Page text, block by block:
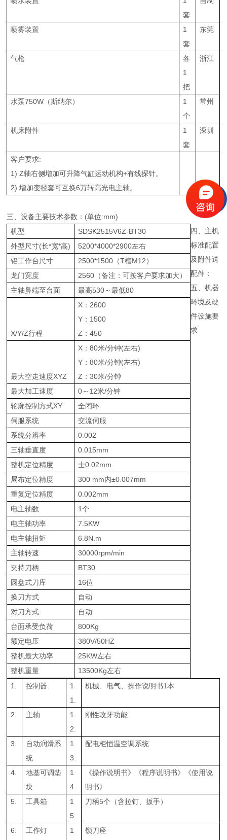
套
喷雾装置
1
套
东莞
气枪
各
1
把
浙江
水泵750W（斯纳尔）
1
个
常州
机床附件
1
套
深圳
客户要求:
1) Z轴右侧增加可升降气缸运动机构+有线探针。
2) 增加变径套可互换6万转高光电主轴。
三、设备主要技术参数：(单位:mm)
机型
SDSK2515V6Z-BT30
外型尺寸(长*宽*高)
5200*4000*2900左右
铝工作台尺寸
2500*1500（T槽M12）
龙门宽度
2560（备注：可按客户要求加大）
主轴鼻端至台面
最高530～最低80
X/Y/Z行程
X：2600
Y：1500
Z：450
最大空走速度XYZ
X：80米/分钟(左右)
Y：80米/分钟(左右)
Z：30米/分钟
最大加工速度
0～12米/分钟
轮廓控制方式XY
全闭环
伺服系统
交流伺服
系统分辨率
0.002
三轴垂直度
0.015mm
整机定位精度
士0.02mm
局布定位精度
300 mm内±0.007mm
重复定位精度
0.002mm
电主轴数
1个
电主轴功率
7.5KW
电主轴扭矩
6.8N.m
主轴转速
30000rpm/min
夹持刀柄
BT30
圆盘式刀库
16位
换刀方式
自动
对刀方式
自动
台面承受负荷
800Kg
额定电压
380V/50HZ
整机最大功率
25KW左右
整机重量
13500Kg左右
四、主机
标准配置
及附件送
配件：
1. 控制器
1
1.
机械、电气、操作说明书1本
2. 主轴
1
2.
刚性攻牙功能
3.
自动润滑系
统
1
3.
配电柜恒温空调系统
4.
地基可调垫
块
1
4.
《操作说明书》《程序说明书》《使用说
明书》
5.
工具箱
1
5.
刀柄5个（含拉钉、扳手）
6. 工作灯
1
锁刀座
五、机器
环境及硬
件设施要
求